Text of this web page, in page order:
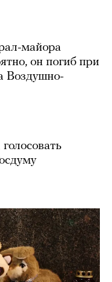
майора
он погиб при
Воздушно-